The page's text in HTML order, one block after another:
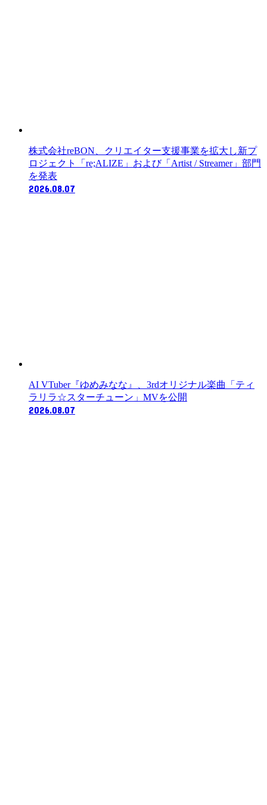
株式会社reBON、クリエイター支援事業を拡大し新プ
ロジェクト「re;ALIZE」および「Artist / Streamer」部門
を発表
2026.08.07
AI VTuber『ゆめみなな』、3rdオリジナル楽曲「ティ
ラリラ☆スターチューン」MVを公開
2026.08.07